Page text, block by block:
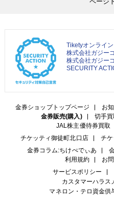
Tiketyオンライ
株式会社ガジー
株式会社ガジー
SECURITY
金券ショップトップページ お
金券販売(購入)
切手買
JAL株主優待券買取
チケッティ御徒町北口店
チ
金券コラム:ちけぺでぃあ
利用規約
お
サービスポリシー
カスタマーハラス
マネロン・テロ資金供